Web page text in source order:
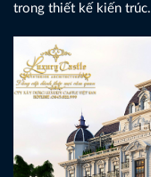
trong thiết kế kiến trúc.